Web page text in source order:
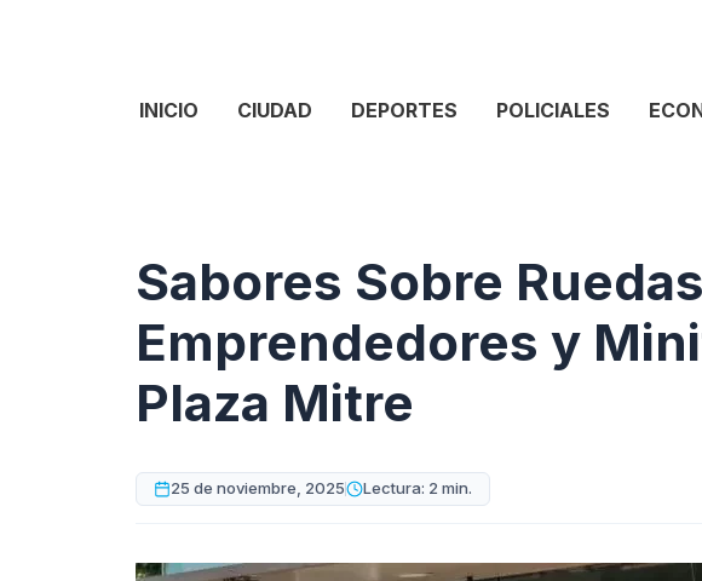
INICIO CIUDAD DEPORTES POLICIALES
Sabores Sobre
Emprendedores y
Plaza Mitre
25 de noviembre, 2025 Lectura: 2 min.